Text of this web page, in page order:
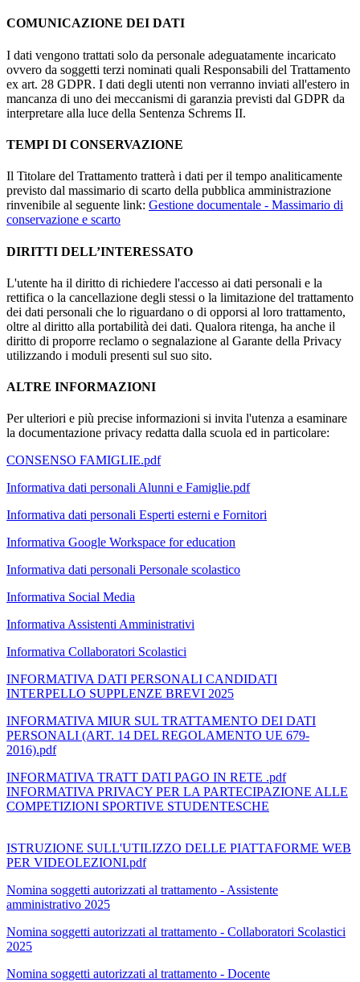
COMUNICAZIONE DEI DATI
I dati vengono trattati solo da personale adeguatamente incaricato
ovvero da soggetti terzi nominati quali Responsabili del Trattamento
ex art. 28 GDPR. I dati degli utenti non verranno inviati all'estero in
mancanza di uno dei meccanismi di garanzia previsti dal GDPR da
interpretare alla luce della Sentenza Schrems II.
TEMPI DI CONSERVAZIONE
Il Titolare del Trattamento tratterà i dati per il tempo analiticamente
previsto dal massimario di scarto della pubblica amministrazione
rinvenibile al seguente link: Gestione documentale - Massimario di
conservazione e scarto
DIRITTI DELL’INTERESSATO
L'utente ha il diritto di richiedere l'accesso ai dati personali e la
rettifica o la cancellazione degli stessi o la limitazione del trattamento
dei dati personali che lo riguardano o di opporsi al loro trattamento,
oltre al diritto alla portabilità dei dati. Qualora ritenga, ha anche il
diritto di proporre reclamo o segnalazione al Garante della Privacy
utilizzando i moduli presenti sul suo sito.
ALTRE INFORMAZIONI
Per ulteriori e più precise informazioni si invita l'utenza a esaminare
la documentazione privacy redatta dalla scuola ed in particolare:
CONSENSO FAMIGLIE.pdf
Informativa dati personali Alunni e Famiglie.pdf
Informativa dati personali Esperti esterni e Fornitori
Informativa Google Workspace for education
Informativa dati personali Personale scolastico
Informativa Social Media
Informativa Assistenti Amministrativi
Informativa Collaboratori Scolastici
INFORMATIVA DATI PERSONALI CANDIDATI
INTERPELLO SUPPLENZE BREVI 2025
INFORMATIVA MIUR SUL TRATTAMENTO DEI DATI
PERSONALI (ART. 14 DEL REGOLAMENTO UE 679-
2016).pdf
INFORMATIVA TRATT DATI PAGO IN RETE .pdf
INFORMATIVA PRIVACY PER LA PARTECIPAZIONE ALLE
COMPETIZIONI SPORTIVE STUDENTESCHE
ISTRUZIONE SULL'UTILIZZO DELLE PIATTAFORME WEB
PER VIDEOLEZIONI.pdf
Nomina soggetti autorizzati al trattamento - Assistente
amministrativo 2025
Nomina soggetti autorizzati al trattamento - Collaboratori Scolastici
2025
Nomina soggetti autorizzati al trattamento - Docente